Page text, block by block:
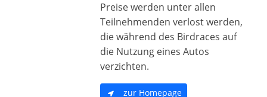
Preise werden unter allen
Teilnehmenden verlost werden,
die während des Birdraces auf
die Nutzung eines Autos
verzichten.
zur Homepage